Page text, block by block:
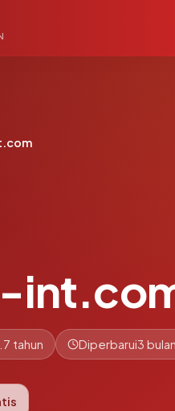
tahun Diperbarui3